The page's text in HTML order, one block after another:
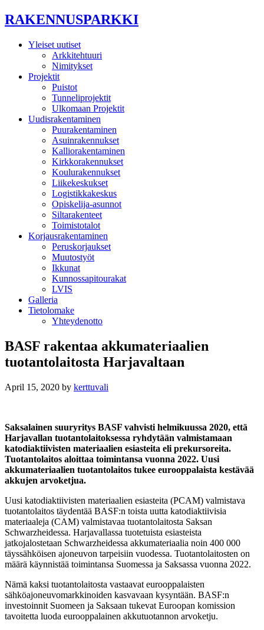
RAKENNUSPARKKI
Yleiset uutiset
Arkkitehtuuri
Nimitykset
Projektit
Puistot
Tunneliprojektit
Ulkomaan Projektit
Uudisrakentaminen
Puurakentaminen
Asuinrakennukset
Kalliorakentaminen
Kirkkorakennukset
Koulurakennukset
Liikekeskukset
Logistikkakeskus
Opiskelija-asunnot
Siltarakenteet
Toimistotalot
Korjausrakentaminen
Peruskorjaukset
Muutostyöt
Ikkunat
Kunnossapitourakat
LVIS
Galleria
Tietolomake
Yhteydenotto
BASF rakentaa akkumateriaalien
tuotantolaitosta Harjavaltaan
April 15, 2020 by kerttuvali
Saksalainen suuryritys BASF vahvisti helmikuussa 2020, että
Harjavallan tuotantolaitoksessa ryhdytään valmistamaan
katodiaktiivisten materiaalien esiasteita eli prekursoreita.
Tuotantolaitos aloittaa toimintansa vuonna 2022. Uusi
akkumateriaalien tuotantolaitos tukee eurooppalaista kestävää
akkujen arvoketjua.
Uusi katodiaktiivisten materiaalien esiasteita (PCAM) valmistava
tuotantolaitos täydentää BASF:n toista uutta katodiaktiivisia
materiaaleja (CAM) valmistavaa tuotantolaitosta Saksan
Schwarzheidessa. Harjavallassa tuotetuista esiasteista
jatkojalostetaan Schwarzheidessa akkumateriaalia noin 400 000
täyssähköisen ajoneuvon tarpeisiin vuodessa. Tuotantolaitosten on
määrä käynnistää toimintansa Suomessa ja Saksassa vuonna 2022.
Nämä kaksi tuotantolaitosta vastaavat eurooppalaisten
sähköajoneuvomarkkinoiden kasvavaan kysyntään. BASF:n
investoinnit Suomeen ja Saksaan tukevat Euroopan komission
tavoitetta luoda eurooppalainen akkutuotannon arvoketju.